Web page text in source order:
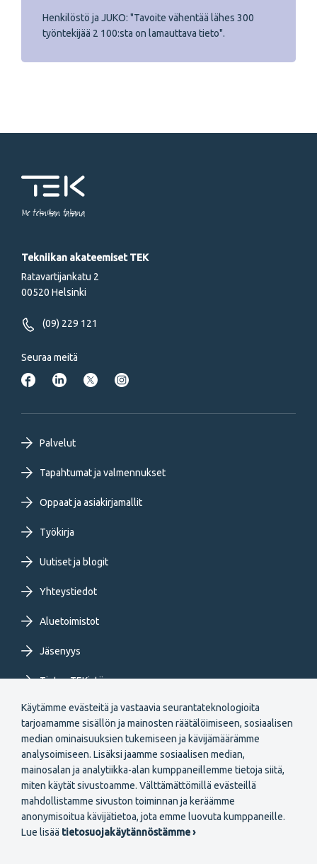
Käytämme evästeitä ja vastaavia seurantateknologioita
tarjoamamme sisällön ja mainosten räätälöimiseen, sosiaalisen
median ominaisuuksien tukemiseen ja kävijämäärämme
analysoimiseen. Lisäksi jaamme sosiaalisen median,
mainosalan ja analytiikka-alan kumppaneillemme tietoja siitä,
miten käytät sivustoamme. Välttämättömillä evästeillä
mahdollistamme sivuston toiminnan ja keräämme
anonymisoitua kävijätietoa, jota emme luovuta kumppaneille.
Lue lisää tietosuojakäytännöstämme ›
Henkilöstö ja JUKO: "Tavoite vähentää lähes 300
työntekijää 2 100:sta on lamauttava tieto".
Me tekniikan takana
Tekniikan akateemiset TEK
Ratavartijankatu 2
00520 Helsinki
(09) 229 121
Seuraa meitä
Footer
primary
menu
FI
Palvelut
Tapahtumat ja valmennukset
Oppaat ja asiakirjamallit
Työkirja
Uutiset ja blogit
Yhteystiedot
Aluetoimistot
Jäsenyys
Tietoa TEKistä
Extranet
Secondary
Liity jäseneksi